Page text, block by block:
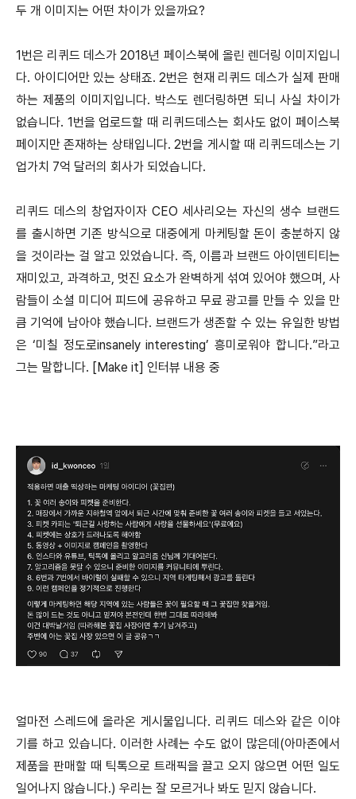
두 개 이미지는 어떤 차이가 있을까요?
1번은 리퀴드 데스가 2018년 페이스북에 올린 렌더링 이미지입니
다. 아이디어만 있는 상태죠. 2번은 현재 리퀴드 데스가 실제 판매
하는 제품의 이미지입니다. 박스도 렌더링하면 되니 사실 차이가
없습니다. 1번을 업로드할 때 리퀴드데스는 회사도 없이 페이스북
페이지만 존재하는 상태입니다. 2번을 게시할 때 리퀴드데스는 기
업가치 7억 달러의 회사가 되었습니다.
리퀴드 데스의 창업자이자 CEO 세사리오는 자신의 생수 브랜드
를 출시하면 기존 방식으로 대중에게 마케팅할 돈이 충분하지 않
을 것이라는 걸 알고 있었습니다. 즉, 이름과 브랜드 아이덴티티는
재미있고, 과격하고, 멋진 요소가 완벽하게 섞여 있어야 했으며, 사
람들이 소셜 미디어 피드에 공유하고 무료 광고를 만들 수 있을 만
큼 기억에 남아야 했습니다. 브랜드가 생존할 수 있는 유일한 방법
은 ‘미칠 정도로insanely interesting’ 흥미로워야 합니다.”라고
그는 말합니다. [Make it] 인터뷰 내용 중
얼마전 스레드에 올라온 게시물입니다. 리퀴드 데스와 같은 이야
기를 하고 있습니다. 이러한 사례는 수도 없이 많은데(아마존에서
제품을 판매할 때 틱톡으로 트래픽을 끌고 오지 않으면 어떤 일도
일어나지 않습니다.) 우리는 잘 모르거나 봐도 믿지 않습니다.